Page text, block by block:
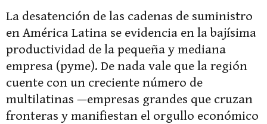
La desatención de las cadenas de suministro
en América Latina se evidencia en la bajísima
productividad de la pequeña y mediana
empresa (pyme). De nada vale que la región
cuente con un creciente número de
multilatinas —empresas grandes que cruzan
fronteras y manifiestan el orgullo económico